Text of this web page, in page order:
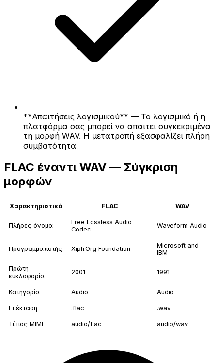
**Απαιτήσεις λογισμικού** — Το λογισμικό ή η
πλατφόρμα σας μπορεί να απαιτεί συγκεκριμένα
τη μορφή WAV. Η μετατροπή εξασφαλίζει πλήρη
συμβατότητα.
FLAC έναντι WAV — Σύγκριση
μορφών
Χαρακτηριστικό FLAC WAV
Πλήρες όνομα
Free Lossless Audio
Codec
Waveform Audio
Προγραμματιστής Xiph.Org Foundation
Microsoft and
IBM
Πρώτη
κυκλοφορία
2001 1991
Κατηγορία Audio Audio
Επέκταση .flac .wav
Τύπος MIME audio/flac audio/wav